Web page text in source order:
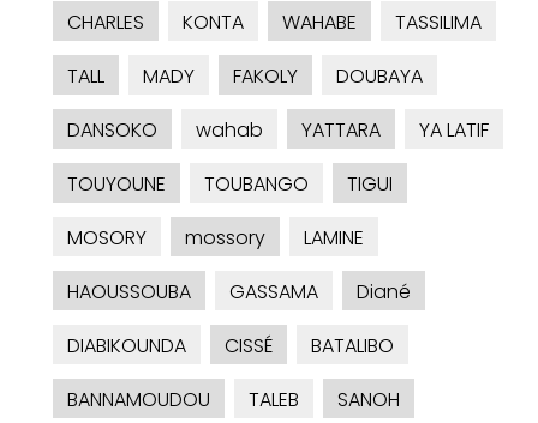
CHARLES
KONTA WAHABE
TASSILIMA
TALL
MADY FAKOLY
DOUBAYA
DANSOKO
wahab YATTARA
YA LATIF
TOUYOUNE
TOUBANGO
TIGUI
MOSORY
mossory
LAMINE
HAOUSSOUBA
GASSAMA
Diané
DIABIKOUNDA
CISSÉ
BATALIBO
BANNAMOUDOU
TALEB
SANOH